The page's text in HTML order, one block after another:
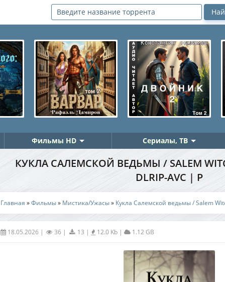
Фильмы HD Сериалы, ТВ
КУКЛА САЛЕМСКОЙ ВЕДЬМЫ / SALEM
DLRIP-AVC | P
Главная »Фильмы» Мистика/Ужасы» Кукла Салемской ведьмы / Salem
18.05.2026 | 36 | 13 | 12.0 Kb| 1.12 GB